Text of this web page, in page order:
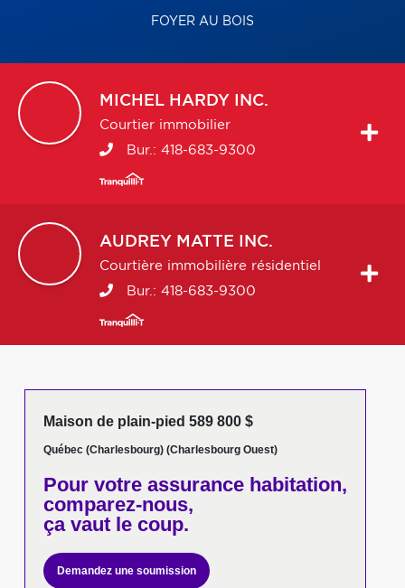
FOYER AU BOIS
MICHEL HARDY INC.
Courtier immobilier
Bur.: 418-683-9300
AUDREY MATTE INC.
Courtière immobilière résidentiel
Bur.: 418-683-9300
Maison de plain-pied 589 800 $
Québec (Charlesbourg) (Charlesbourg Ouest)
Pour votreassurance habitation,
comparez-nous,
ça vaut le coup.
Demandez une soumission